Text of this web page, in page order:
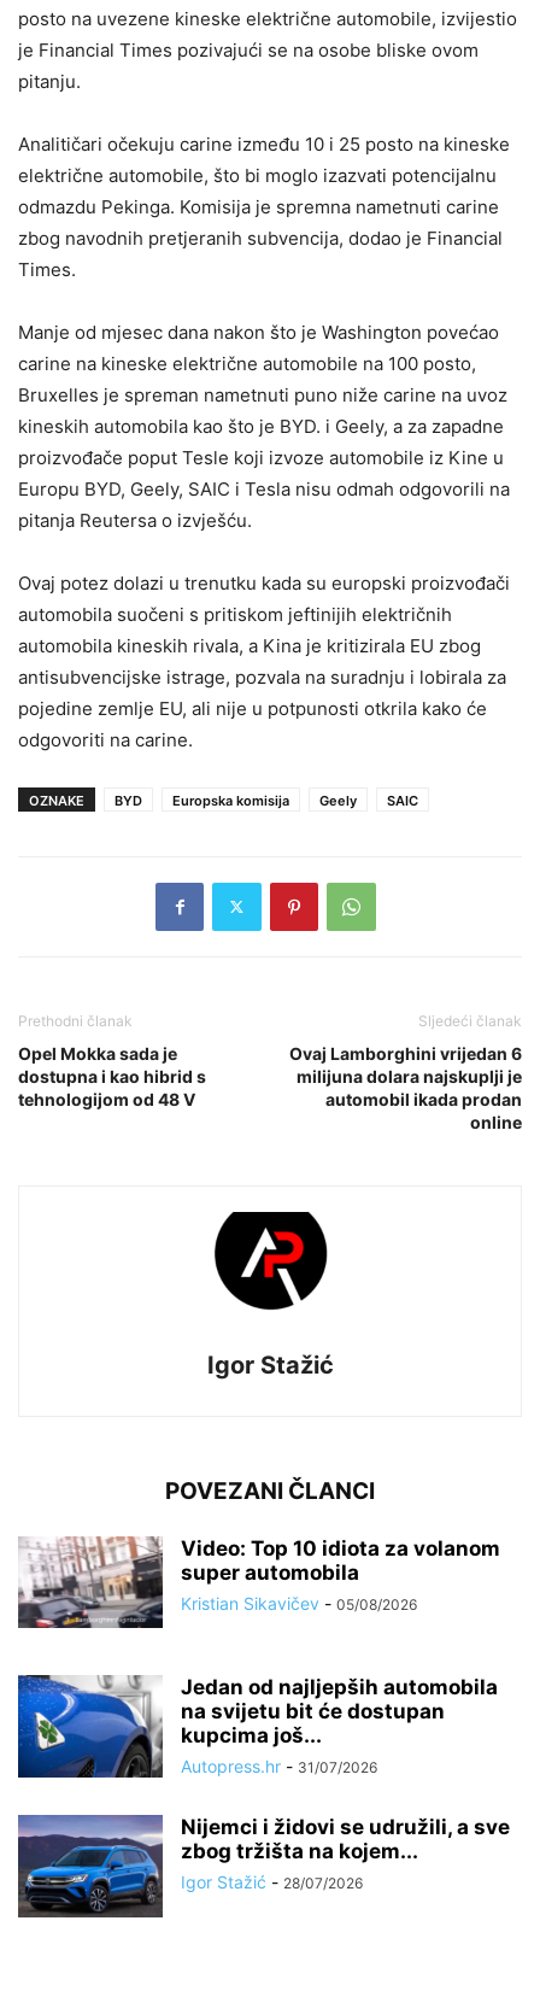
posto na uvezene kineske električne automobile, izvijestio
je Financial Times pozivajući se na osobe bliske ovom
pitanju.
Analitičari očekuju carine između 10 i 25 posto na kineske
električne automobile, što bi moglo izazvati potencijalnu
odmazdu Pekinga. Komisija je spremna nametnuti carine
zbog navodnih pretjeranih subvencija, dodao je Financial
Times.
Manje od mjesec dana nakon što je Washington povećao
carine na kineske električne automobile na 100 posto,
Bruxelles je spreman nametnuti puno niže carine na uvoz
kineskih automobila kao što je BYD. i Geely, a za zapadne
proizvođače poput Tesle koji izvoze automobile iz Kine u
Europu BYD, Geely, SAIC i Tesla nisu odmah odgovorili na
pitanja Reutersa o izvješću.
Ovaj potez dolazi u trenutku kada su europski proizvođači
automobila suočeni s pritiskom jeftinijih električnih
automobila kineskih rivala, a Kina je kritizirala EU zbog
antisubvencijske istrage, pozvala na suradnju i lobirala za
pojedine zemlje EU, ali nije u potpunosti otkrila kako će
odgovoriti na carine.
OZNAKE BYD Europska komisija Geely SAIC
Prethodni članak
Opel Mokka sada je
dostupna i kao hibrid s
tehnologijom od 48 V
Sljedeći članak
Ovaj Lamborghini vrijedan 6
milijuna dolara najskuplji je
automobil ikada prodan
online
Igor Stažić
POVEZANI ČLANCI
Video: Top 10 idiota za volanom
super automobila
Kristian Sikavičev - 05/08/2026
Jedan od najljepših automobila
na svijetu bit će dostupan
kupcima još...
Autopress.hr - 31/07/2026
Nijemci i židovi se udružili, a sve
zbog tržišta na kojem...
Igor Stažić - 28/07/2026